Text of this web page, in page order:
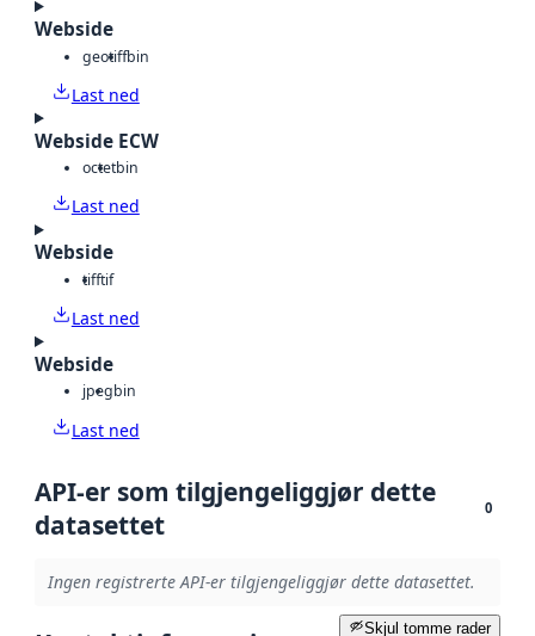
Webside
geotiffbin
Last ned
Webside ECW
octetbin
Last ned
Webside
tifftif
Last ned
Webside
jpegbin
Last ned
API-er som tilgjengeliggjør dette
datasettet
0
Ingen registrerte API-er tilgjengeliggjør dette datasettet.
Skjul tomme rader